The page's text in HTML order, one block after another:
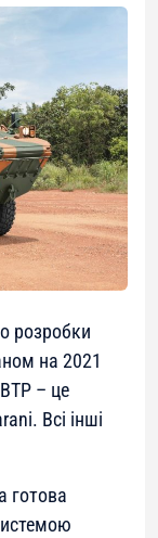
розробки
на 2021
– це
Всі інші
готова